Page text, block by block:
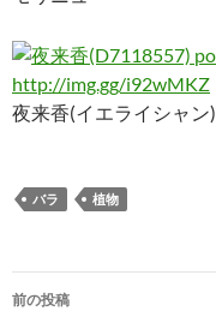
http://img.gg/i92wMKZ
夜来香(イエライシャン)
バラ 植物
投
前の投稿